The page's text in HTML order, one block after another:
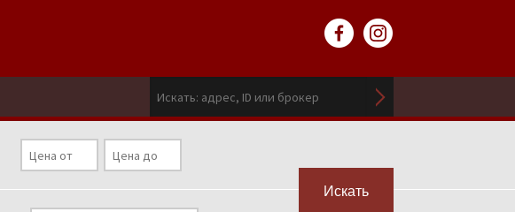
Искать